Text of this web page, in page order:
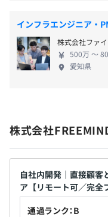
Docker、Terraform
社会保険完備（健康
保険）
3カ月（期間中の条件
け入れられ、会社
AIを搭載したチャッ
をして実現したサー
たちの会社では、社
を尊重し、それを
インフラエンジニア・
株式会社ファ
500万 〜
愛知県
株式会社
自社内開発｜直接顧客
ア【リモート可／完全
通過ランク：B